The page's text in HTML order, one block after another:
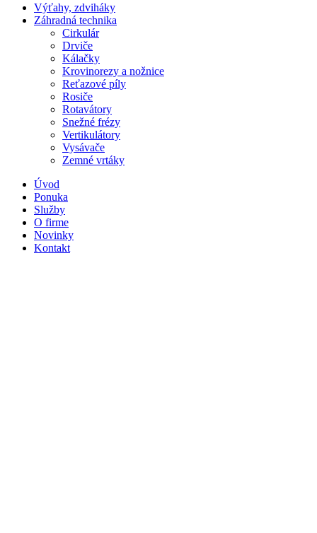
Výťahy, zdviháky
Záhradná technika
Cirkulár
Drviče
Kálačky
Krovinorezy a nožnice
Reťazové píly
Rosiče
Rotavátory
Snežné frézy
Vertikulátory
Vysávače
Zemné vrtáky
Úvod
Ponuka
Služby
O firme
Novinky
Kontakt